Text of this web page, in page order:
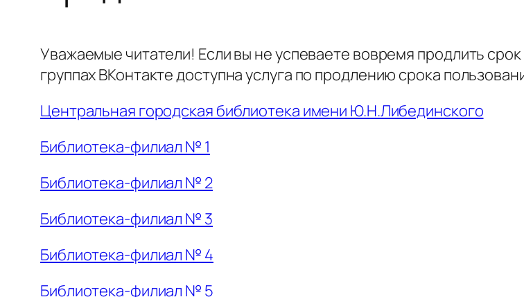
Уважаемые читатели! Если вы не успеваете вовремя продлить
группах ВКонтакте доступна услуга по продлению срока
Центральная городская библиотека имени Ю.Н.Либединского
Библиотека-филиал № 1
Библиотека-филиал № 2
Библиотека-филиал № 3
Библиотека-филиал № 4
Библиотека-филиал № 5